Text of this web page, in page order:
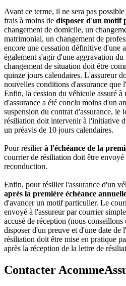
Avant ce terme, il ne sera pas
frais à moins de disposer d'un motif
changement de domicile, un
matrimonial, un changement de
encore une cessation définitive d'une
également s'agir d'une aggravation
changement de situation doit être
quinze jours calendaires. L'assureur
nouvelles conditions d'assurance que
Enfin, la cession du véhicule assuré à
d'assurance a été conclu moins d'un
suspension du contrat d'assurance, le
résiliation doit intervenir à l'initiative
un préavis de 10 jours calendaires.
Pour résilierà l'échéance de la
courrier de résiliation doit être envoyé
reconduction.
Enfin, pour résilier l'assurance d'un
après la première échéance
d'avancer un motif particulier. Le
envoyé à l'assureur par courrier
accusé de réception (nous conseillons
disposer d'un preuve et d'une date
résiliation doit être mise en pratique
après la réception de la lettre de
Contacter